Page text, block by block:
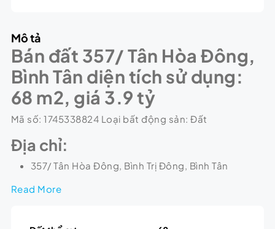
Mô tả
Bán đất 357/ Tân Hòa Đông,
Bình Tân diện tích sử dụng:
68 m2, giá 3.9 tỷ
Mã số: 1745338824 Loại bất động sản: Đất
Địa chỉ:
357/ Tân Hòa Đông, Bình Trị Đông, Bình Tân
Read More